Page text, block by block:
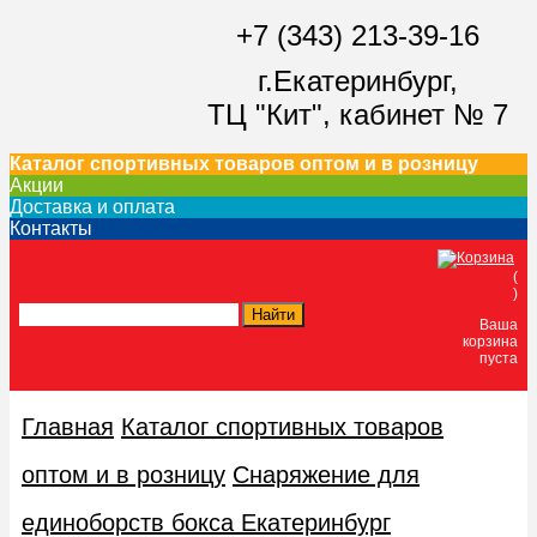
+7 (343) 213-39-16
г.Екатеринбург,
ТЦ "Кит", кабинет № 7
Каталог спортивных товаров оптом и в розницу
Акции
Доставка и оплата
Контакты
(
)
Ваша
корзина
пуста
Главная Каталог спортивных товаров
оптом и в розницу Снаряжение для
единоборств бокса Екатеринбург